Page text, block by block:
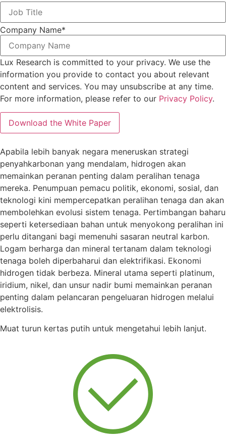
Company Name*
Lux Research is committed to your privacy. We use the
information you provide to contact you about relevant
content and services. You may unsubscribe at any time.
For more information, please refer to our Privacy Policy.
Apabila lebih banyak negara meneruskan strategi
penyahkarbonan yang mendalam, hidrogen akan
memainkan peranan penting dalam peralihan tenaga
mereka. Penumpuan pemacu politik, ekonomi, sosial, dan
teknologi kini mempercepatkan peralihan tenaga dan akan
membolehkan evolusi sistem tenaga. Pertimbangan baharu
seperti ketersediaan bahan untuk menyokong peralihan ini
perlu ditangani bagi memenuhi sasaran neutral karbon.
Logam berharga dan mineral tertanam dalam teknologi
tenaga boleh diperbaharui dan elektrifikasi. Ekonomi
hidrogen tidak berbeza. Mineral utama seperti platinum,
iridium, nikel, dan unsur nadir bumi memainkan peranan
penting dalam pelancaran pengeluaran hidrogen melalui
elektrolisis.
Muat turun kertas putih untuk mengetahui lebih lanjut.